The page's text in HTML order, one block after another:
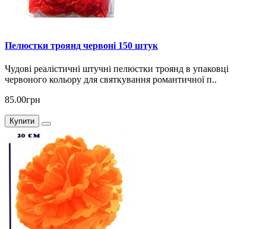
Пелюстки троянд червоні 150 штук
Чудові реалістичні штучні пелюстки троянд в упаковці
червоного кольору для святкування романтичної п..
85.00грн
Купити